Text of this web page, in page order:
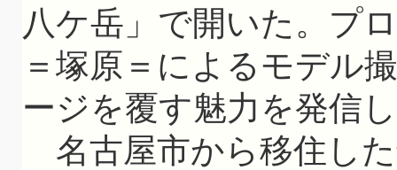
八ケ岳」で開いた。プ
＝塚原＝によるモデル
ージを覆す魅力を発信
名古屋市から移住し